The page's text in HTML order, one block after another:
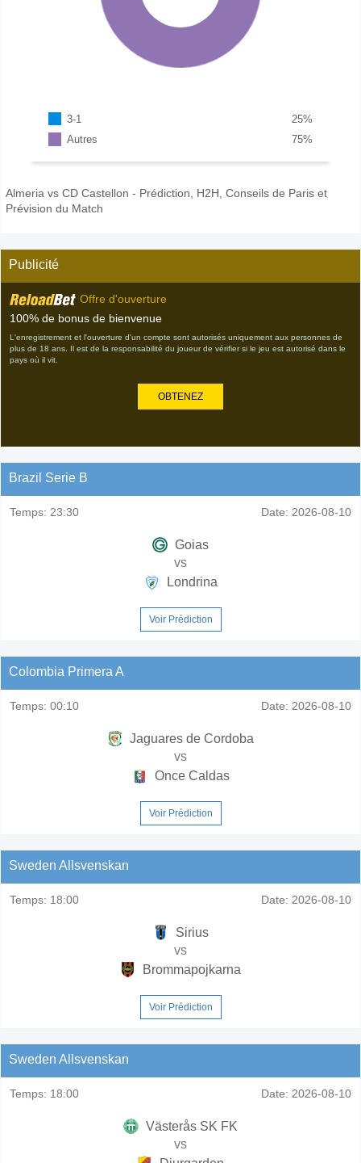
3-1 %
25
Autres
%
75
Almeria vs CD Castellon - Prédiction, H2H, Conseils de Paris et
Prévision du Match
Publicité
Offre d'ouverture
100% de bonus de bienvenue
L'enregistrement et l'ouverture d'un compte sont autorisés uniquement aux personnes de
plus de 18 ans. Il est de la responsabilité du joueur de vérifier si le jeu est autorisé dans le
pays où il vit.
OBTENEZ
Brazil Serie B
Temps: 23:30 Date: 2026-08-10
Goias
vs
Londrina
Voir Prédiction
Colombia Primera A
Temps: 00:10 Date: 2026-08-10
Jaguares de Cordoba
vs
Once Caldas
Voir Prédiction
Sweden Allsvenskan
Temps: 18:00 Date: 2026-08-10
Sirius
vs
Brommapojkarna
Voir Prédiction
Sweden Allsvenskan
Temps: 18:00 Date: 2026-08-10
Västerås SK FK
vs